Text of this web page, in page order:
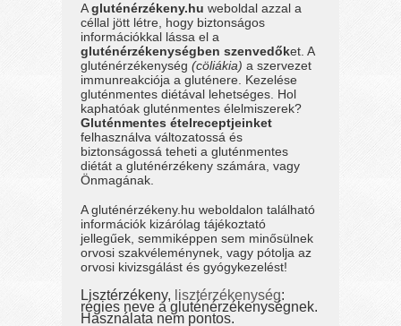
Agluténérzékeny.hu weboldal azzal a
céllal jött létre, hogy biztonságos
információkkal lássa el a
gluténérzékenységben szenvedőket. A
gluténérzékenység(cöliákia) a szervezet
immunreakciója a gluténere. Kezelése
gluténmentes diétával lehetséges. Hol
kaphatóak gluténmentes élelmiszerek?
Gluténmentes ételreceptjeinket
felhasználva változatossá és
biztonságossá teheti a gluténmentes
diétát a gluténérzékeny számára, vagy
Önmagának.
A gluténérzékeny.hu weboldalon található
információk kizárólag tájékoztató
jellegűek, semmiképpen sem minősülnek
orvosi szakvéleménynek, vagy pótolja az
orvosi kivizsgálást és gyógykezelést!
Lisztérzékeny, lisztérzékenység:
régies neve a gluténérzékenységnek.
Használata nem pontos.